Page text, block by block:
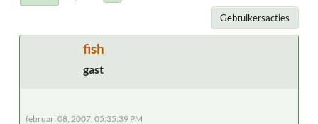
Gebruikersacties
fish
gast
februari 08, 2007, 05:35:39 PM